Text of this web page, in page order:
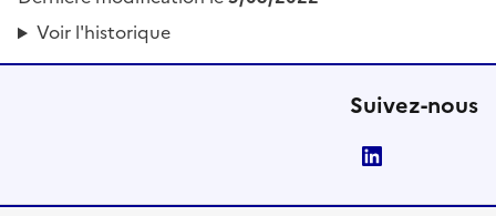
Voir l'historique
Suivez-nous